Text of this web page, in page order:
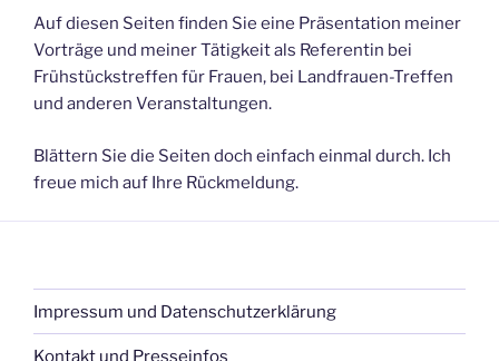
Auf diesen Seiten finden Sie eine Präsentation meiner
Vorträge und meiner Tätigkeit als Referentin bei
Frühstückstreffen für Frauen, bei Landfrauen-Treffen
und anderen Veranstaltungen.
Blättern Sie die Seiten doch einfach einmal durch. Ich
freue mich auf Ihre Rückmeldung.
Impressum und Datenschutzerklärung
Kontakt und Presseinfos